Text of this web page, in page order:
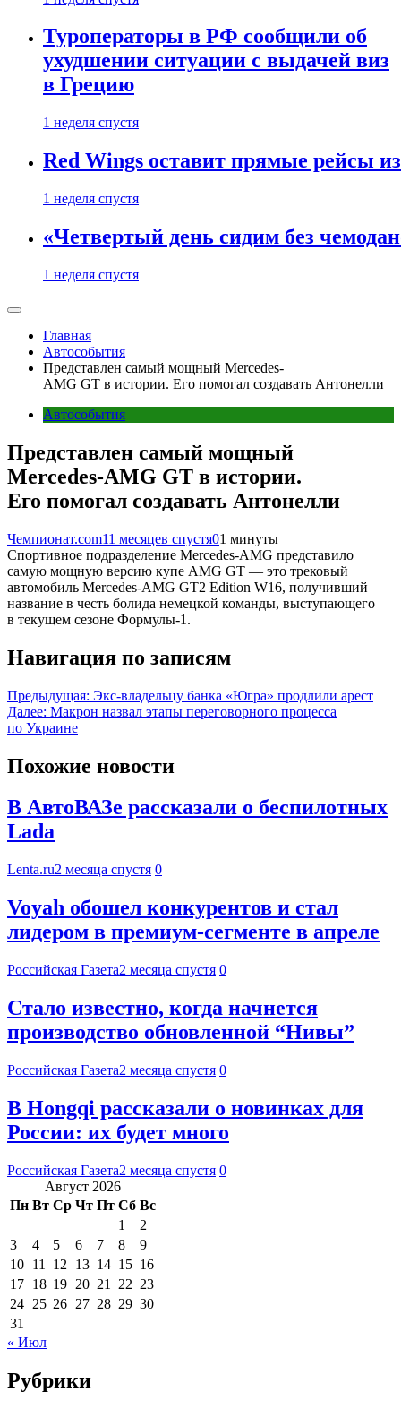
Туроператоры в РФ сообщили об
ухудшении ситуации с выдачей виз
в Грецию
1 неделя спустя
Red Wings оставит прямые рейсы
1 неделя спустя
«Четвертый день сидим без
1 неделя спустя
Главная
Автособытия
Представлен самый мощный Mercedes-
AMG GT в истории. Его помогал создавать Антонелли
Автособытия
Представлен самый мощный
Mercedes-AMG GT в истории.
Его помогал создавать Антонелли
Чемпионат.com11 месяцев спустя01 минуты
Спортивное подразделение Mercedes-AMG представило
самую мощную версию купе AMG GT — это трековый
автомобиль Mercedes-AMG GT2 Edition W16, получивший
название в честь болида немецкой команды, выступающего
в текущем сезоне Формулы-1.
Навигация по записям
Предыдущая: Экс-владельцу банка «Югра» продлили арест
Далее: Макрон назвал этапы переговорного процесса
по Украине
Похожие новости
В АвтоВАЗе рассказали о беспилотных
Lada
Lenta.ru2 месяца спустя 0
Voyah обошел конкурентов и стал
лидером в премиум-сегменте в апреле
Российская Газета2 месяца спустя 0
Стало известно, когда начнется
производство обновленной “Нивы”
Российская Газета2 месяца спустя 0
В Hongqi рассказали о новинках для
России: их будет много
Российская Газета2 месяца спустя 0
Август 2026
Пн Вт Ср Чт Пт Сб Вс
1
2
3
4 5 6 7 8
9
10 11 12 13 14 15 16
17 18 19 20 21 22 23
24 25 26 27 28 29 30
31
« Июл
Рубрики